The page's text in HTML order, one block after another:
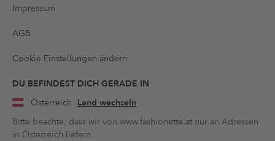
Impressum
AGB
Cookie Einstellungen ändern
DU BEFINDEST DICH GERADE IN
Österreich Land wechseln
Bitte beachte, dass wir von www.fashionette.at nur an Adressen
in Österreich liefern.